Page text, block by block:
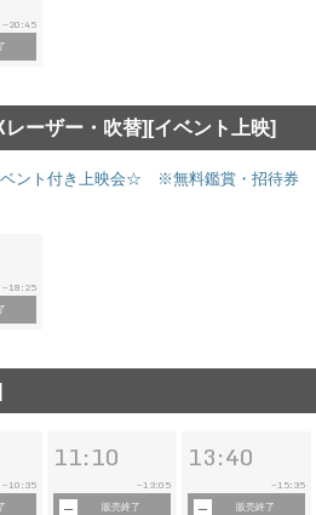
~ 20:45
レーザー・吹替][イベント上映]
ント付き上映会☆ ※無料鑑賞・招待券
~18:25
~10:35
11:10
~13:05
販売終了
13:40
~15:35
販売終了